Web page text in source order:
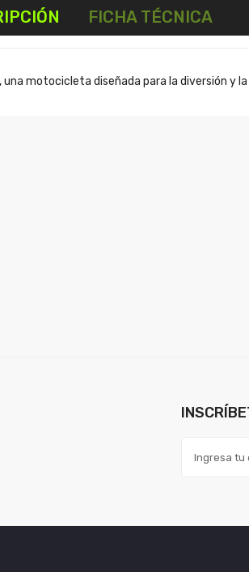
FICHA TÉCNICA
una motocicleta diseñada para la diversión y